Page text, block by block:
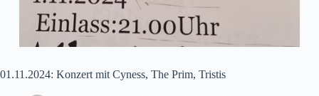
01.11.2024: Konzert mit Cyness, The Prim, Tristis